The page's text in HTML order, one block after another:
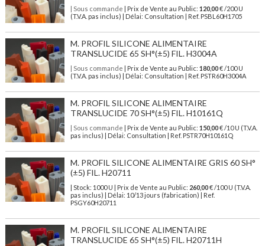
| Sous commande | Prix de Vente au Public: 120,00€ /200 U
(T.V.A. pas inclus) | Délai: Consultation | Ref. PSBL60H1705
M. PROFIL SILICONE ALIMENTAIRE
TRANSLUCIDE 65 SH°(±5) FIL. H3004A
| Sous commande | Prix de Vente au Public: 180,00€ /100 U
(T.V.A. pas inclus) | Délai: Consultation | Ref. PSTR60H3004A
M. PROFIL SILICONE ALIMENTAIRE
TRANSLUCIDE 70 SH°(±5) FIL. H10161Q
| Sous commande | Prix de Vente au Public: 150,00€ /10 U (T.V.A.
pas inclus) | Délai: Consultation | Ref. PSTR70H10161Q
M. PROFIL SILICONE ALIMENTAIRE GRIS 60 SH°
(±5) FIL. H20711
| Stock: 1000 U | Prix de Vente au Public: 260,00€/100 U (T.V.A.
pas inclus)
| Délai: 10/13 jours (fabrication) | Ref.
PSGY60H20711
M. PROFIL SILICONE ALIMENTAIRE
TRANSLUCIDE 65 SH°(±5) FIL. H20711H